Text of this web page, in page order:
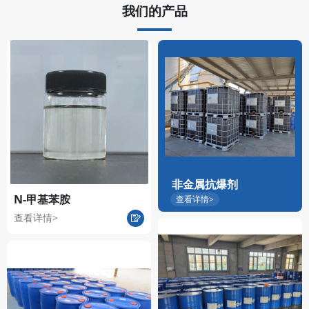
我们的产品
N-甲基苯胺
查看详情>
非金属抗爆剂
查看详情>